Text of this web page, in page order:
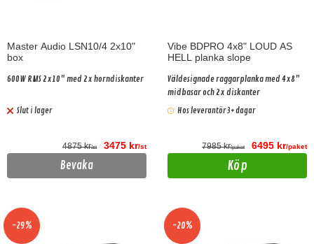
Master Audio LSN10/4 2x10"
box
600W RMS 2x10" med 2x horndiskanter
Slut i lager
4875 kr/st 3475 kr/st
Bevaka
Vibe BDPRO 4x8" LOUD AS
HELL planka slope
Väldesignade raggarplanka med 4x8"
midbasar och 2x diskanter
Hos leverantör 3+ dagar
7985 kr/paket 6495 kr/paket
Köp
-29% -20%